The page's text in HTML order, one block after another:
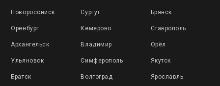
Новороссийск Сургут Брянск
Оренбург Кемерово Ставрополь
Архангельск Владимир Орёл
Ульяновск Симферополь Якутск
Братск Волгоград Ярославль